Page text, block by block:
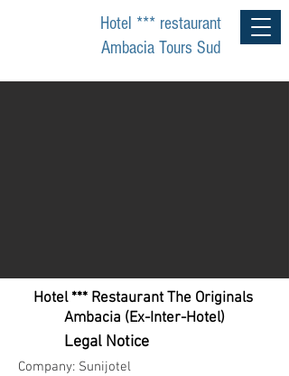
Hotel *** restaurant
Ambacia Tours Sud
Hotel *** Restaurant The Originals
Ambacia (Ex-Inter-Hotel)
Legal Notice
Company: Sunijotel